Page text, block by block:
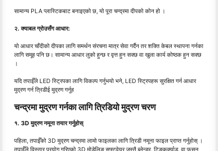
सामान्य PLA प्लास्टिकबाट बनाइएको छ, यो पूरा चन्द्रमा दीपको कोन हो ।
२. क्याबल ग्रोउसँग आधार:
यो आधार चाँदीको दीपका लागि समर्थन संरचना मात्र सेवा गर्दैन तर शक्ति केबल स्थापना गर्नका
लागि समूह पनि छ। सामान्य आधार लुको हुन्छ र वृत्त हुन सक्छ वा खुला कार्य कोष्ठक हुन सक्छ
।
यदि तपाईँले LED स्ट्रिपका लागि विकल्प गर्नुभयो भने, LED स्ट्रिपहरू सुरक्षित गर्न आधार
मुद्रण गर्न त्रिडीई मुद्रण गर्नुह
चन्द्रमा मुद्रण गर्नका लागि त्रिडियो मुद्रण चरण
१. 3D मुद्रण नमूना तयार गर्नुहोस्
पहिला, तपाईँको 3D मुद्रण चन्द्रमा लामो फाइलका लागि त्रिडी नमूना फाइल प्राप्त गर्नुहोस् ।
तपाईँले विस्तार प्रयोग गरिएको 3D मोडेलिङ सफ्टवेयर जस्तै ब्लेन्डर, टिङ्कर्क्याड, वा फुसन